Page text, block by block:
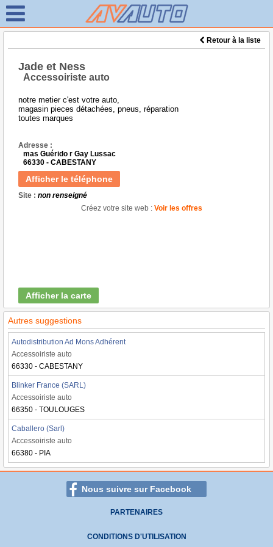
Retour à la liste
Jade et Ness
Accessoiriste auto
notre metier c'est votre auto,
magasin pieces détachées, pneus, réparation
toutes marques
Adresse :
mas Guérido r Gay Lussac
66330 - CABESTANY
Afficher le téléphone
Site : non renseigné
Créez votre site web : Voir les offres
Afficher la carte
Autres suggestions
Autodistribution Ad Mons Adhérent
Accessoiriste auto
66330 - CABESTANY
Blinker France (SARL)
Accessoiriste auto
66350 - TOULOUGES
Caballero (Sarl)
Accessoiriste auto
66380 - PIA
Nous suivre sur Facebook
PARTENAIRES
CONDITIONS D'UTILISATION